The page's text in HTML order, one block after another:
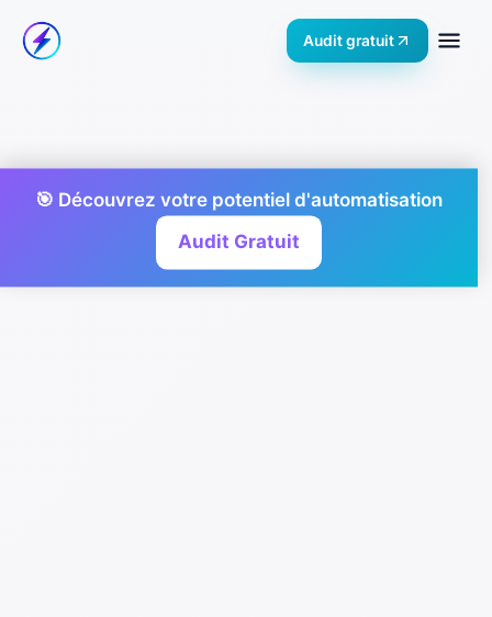
Audit gratuit
🎯 Découvrez votre potentiel d'automatisation
Audit Gratuit